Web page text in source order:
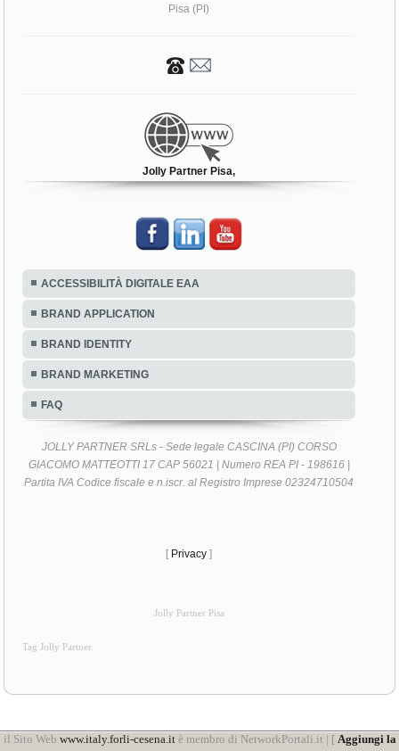
Pisa (PI)
Jolly Partner Pisa,
ACCESSIBILITÀ DIGITALE EAA
BRAND APPLICATION
BRAND IDENTITY
BRAND MARKETING
FAQ
JOLLY PARTNER SRLs - Sede legale CASCINA (PI) CORSO
GIACOMO MATTEOTTI 17 CAP 56021 | Numero REA PI - 198616 |
Partita IVA Codice fiscale e n.iscr. al Registro Imprese 02324710504
[ Privacy ]
Jolly Partner Pisa
Tag Jolly Partner
il Sito Web www.italy.forli-cesena.itè membro di NetworkPortali.it | [ Aggiungi la